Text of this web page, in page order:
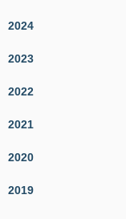
2024
2023
2022
2021
2020
2019